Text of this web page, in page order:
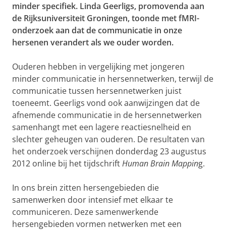
minder specifiek. Linda Geerligs, promovenda aan
de Rijksuniversiteit Groningen, toonde met fMRI-
onderzoek aan dat de communicatie in onze
hersenen verandert als we ouder worden.
Ouderen hebben in vergelijking met jongeren
minder communicatie in hersennetwerken, terwijl de
communicatie tussen hersennetwerken juist
toeneemt. Geerligs vond ook aanwijzingen dat de
afnemende communicatie in de hersennetwerken
samenhangt met een lagere reactiesnelheid en
slechter geheugen van ouderen. De resultaten van
het onderzoek verschijnen donderdag 23 augustus
2012 online bij het tijdschriftHuman Brain Mapping.
In ons brein zitten hersengebieden die
samenwerken door intensief met elkaar te
communiceren. Deze samenwerkende
hersengebieden vormen netwerken met een